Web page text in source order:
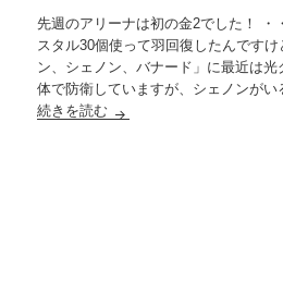
先週のアリーナは初の金2でした！ ・
スタル30個使って羽回復したんです
ン、シェノン、バナード」に最近は
体で防衛していますが、シェノンが
続きを読む アリーナ初の金2！